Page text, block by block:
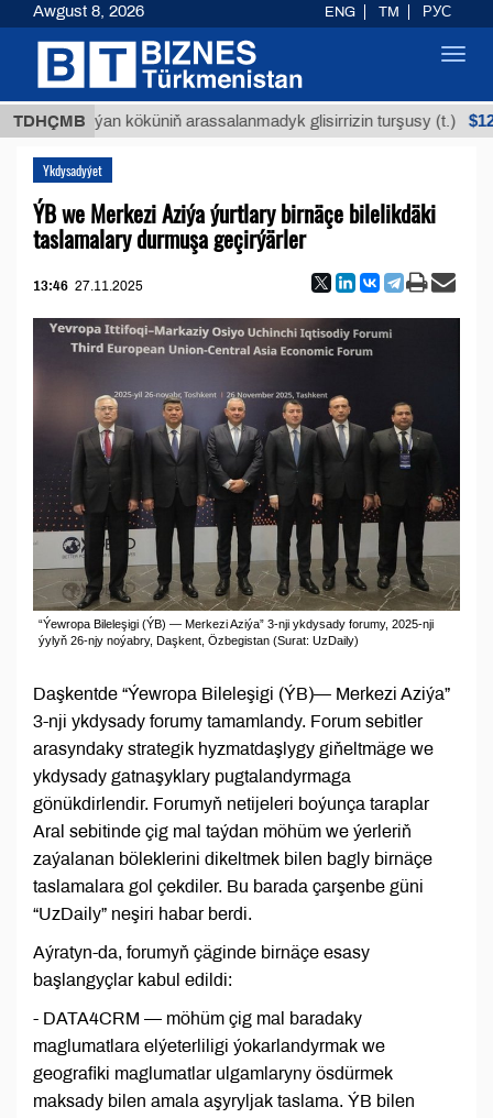
TDHÇMB
Buýan köküniň arassalanmadyk glisirrizin turşusy (t.) $12935,18
Ykdysadyýet
ÝB we Merkezi Aziýa ýurtlary birnäçe bilelikdäki
taslamalary durmuşa geçirýärler
13:46 27.11.2025
“Ýewropa Bileleşigi (ÝB) — Merkezi Aziýa” 3-nji ykdysady forumy, 2025-nji
ýylyň 26-njy noýabry, Daşkent, Özbegistan (Surat: UzDaily)
Daşkentde “Ýewropa Bileleşigi (ÝB)— Merkezi Aziýa”
3-nji ykdysady forumy tamamlandy. Forum sebitler
arasyndaky strategik hyzmatdaşlygy giňeltmäge we
ykdysady gatnaşyklary pugtalandyrmaga
gönükdirlendir. Forumyň netijeleri boýunça taraplar
Aral sebitinde çig mal taýdan möhüm we ýerleriň
zaýalanan böleklerini dikeltmek bilen bagly birnäçe
taslamalara gol çekdiler. Bu barada çarşenbe güni
“UzDaily” neşiri habar berdi.
Aýratyn-da, forumyň çäginde birnäçe esasy
başlangyçlar kabul edildi:
- DATA4CRM — möhüm çig mal baradaky
maglumatlara elýeterliligi ýokarlandyrmak we
geografiki maglumatlar ulgamlaryny ösdürmek
maksady bilen amala aşyryljak taslama. ÝB bilen
Awgust 8, 2026 ENG TM РУС